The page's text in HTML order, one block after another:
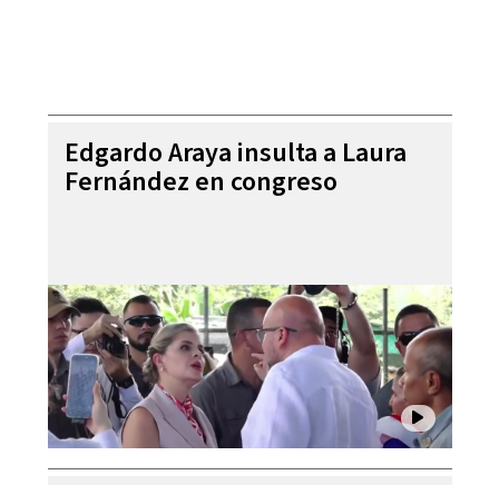
Edgardo Araya insulta a Laura
Fernández en congreso